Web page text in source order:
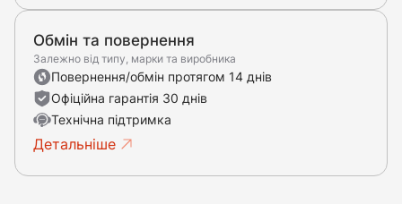
Обмін та повернення
Залежно від типу, марки та виробника
Повернення/обмін протягом 14 днів
Офіційна гарантія 30 днів
Технічна підтримка
Детальніше